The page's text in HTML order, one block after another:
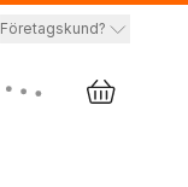
Företagskund?